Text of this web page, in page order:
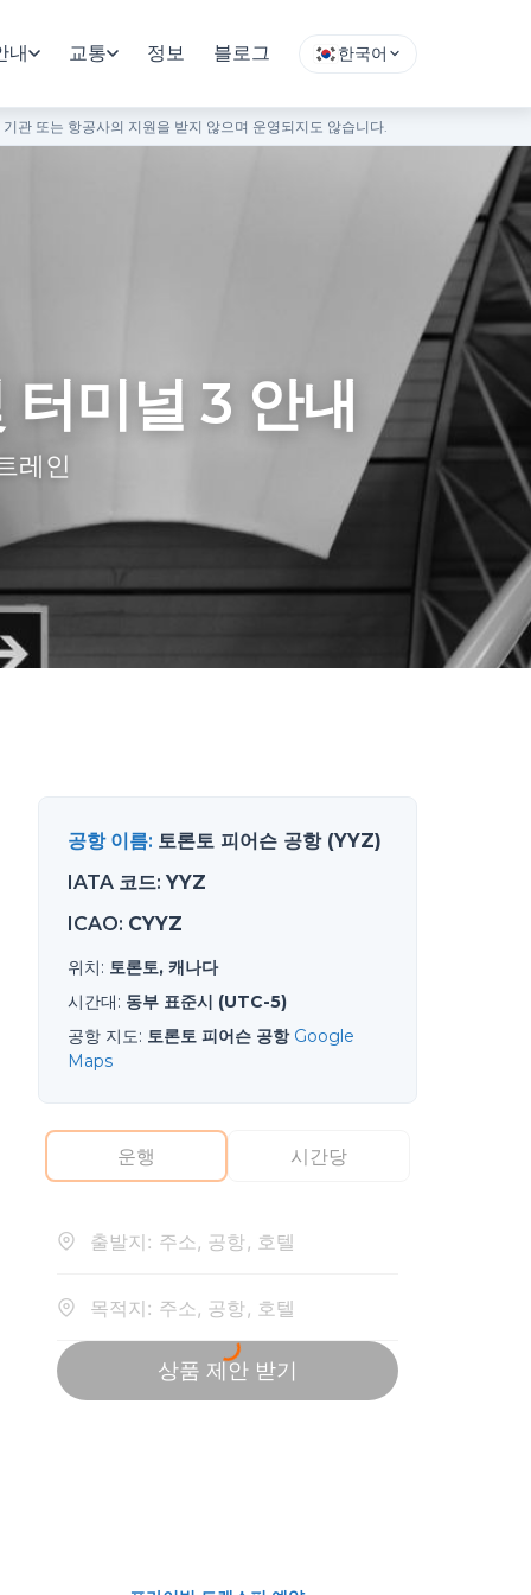
내 교통 정보 블로그 한국어
관 또는 항공사의 지원을 받지 않으며 운영되지도 않습니다.
터미널 3 안내
레인
공항 이름: 토론토 피어슨 공항 (YYZ)
IATA 코드: YYZ
ICAO: CYYZ
위치: 토론토, 캐나다
시간대: 동부 표준시 (UTC-5)
공항 지도: 토론토 피어슨 공항 Google
Maps